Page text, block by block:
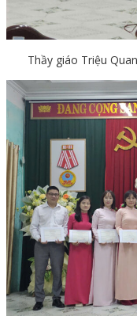
Thầy giáo Triệu